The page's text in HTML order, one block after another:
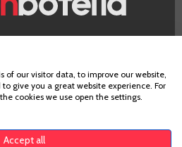
de edad?
debes tener la edad legal de
lo cual es suficiente para
si tienes más de18años
of our visitor data, to improve our website,
give you a great website experience. For
cookies we use open the settings.
Accept all